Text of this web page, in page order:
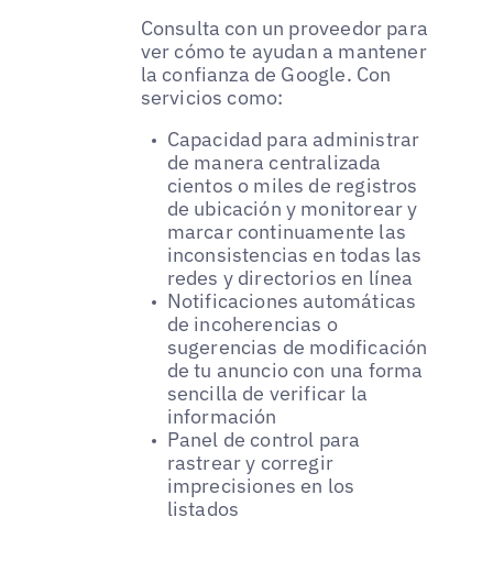
Consulta con un proveedor para
ver cómo te ayudan a mantener
la confianza de Google. Con
servicios como:
Capacidad para administrar
de manera centralizada
cientos o miles de registros
de ubicación y monitorear y
marcar continuamente las
inconsistencias en todas las
redes y directorios en línea
Notificaciones automáticas
de incoherencias o
sugerencias de modificación
de tu anuncio con una forma
sencilla de verificar la
información
Panel de control para
rastrear y corregir
imprecisiones en los
listados